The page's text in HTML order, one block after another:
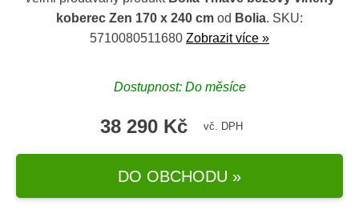
koberec Zen 170 x 240 cm od Bolia. SKU:
5710080511680 Zobrazit více »
Dostupnost: Do měsíce
38 290 Kč vč. DPH
DO OBCHODU »